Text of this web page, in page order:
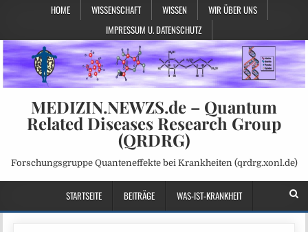
HOME WISSENSCHAFT WISSEN
WIR ÜBER UNS
IMPRESSUM U. DATENSCHUTZ
MEDIZIN.NEWZS.de – Quantum
Related Diseases Research Group
(QRDRG)
Forschungsgruppe Quanteneffekte bei Krankheiten (qrdrg.xonl.de)
STARTSEITE BEITRÄGE WAS-IST-KRANKHEIT